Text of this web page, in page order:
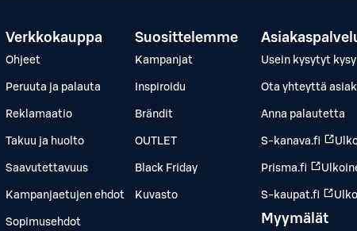
Verkkokauppa
Ohjeet
Peruuta ja palauta
Reklamaatio
Takuu ja huolto
Saavutettavuus
Kampanjaetujen ehdot
Sopimusehdot
Suosittelemme
Kampanjat
Inspiroidu
Brändit
OUTLET
Black Friday
Kuvasto
Usein kysytyt
Ota yhteyttä
Anna palautetta
S-kanava.fi
Prisma.fi
S-kaupat.fi
Myymälät